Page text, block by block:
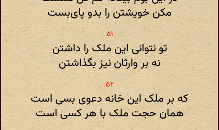
مکن خویشتن را بدو پای‌بست
تو نتوانی این ملک را داشتن
نه بر وارثان نیز بگذاشتن
که بر ملک این خانه دعوی بسی است
همان حجت ملک با هر کسی است